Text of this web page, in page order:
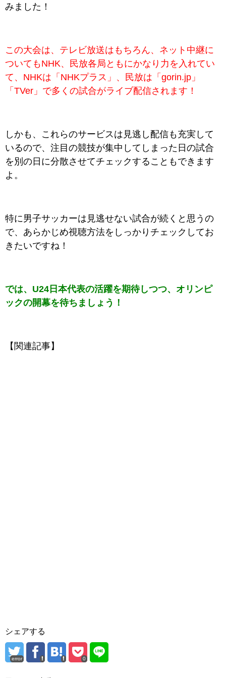
みました！
この大会は、テレビ放送はもちろん、ネット中継に
ついてもNHK、民放各局ともにかなり力を入れてい
て、NHKは「NHKプラス」、民放は「gorin.jp」
「TVer」で多くの試合がライブ配信されます！
しかも、これらのサービスは見逃し配信も充実して
いるので、注目の競技が集中してしまった日の試合
を別の日に分散させてチェックすることもできます
よ。
特に男子サッカーは見逃せない試合が続くと思うの
で、あらかじめ視聴方法をしっかりチェックしてお
きたいですね！
では、U24日本代表の活躍を期待しつつ、オリンピ
ックの開幕を待ちましょう！
【関連記事】
シェアする
error 0